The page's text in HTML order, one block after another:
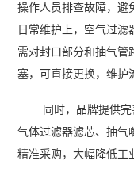
操作人员排查故障，避
日常维护上，空气过
需对封口部分和抽气管
塞，可直接更换，维护
同时，品牌提供
气体过滤器滤芯、抽气
精准采购，大幅降低工